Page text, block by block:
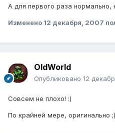
А для первого раза нормально,
Изменено 12 декабря, 2007
OldWorld
Опубликовано 12
Совсем не плохо! :)
По крайней мере, оригинально ;)